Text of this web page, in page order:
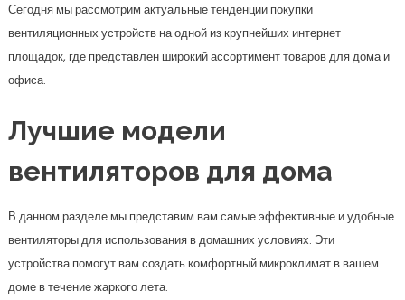
Сегодня мы рассмотрим актуальные тенденции покупки
вентиляционных устройств на одной из крупнейших интернет-
площадок, где представлен широкий ассортимент товаров для дома и
офиса.
Лучшие модели
вентиляторов для дома
В данном разделе мы представим вам самые эффективные и удобные
вентиляторы для использования в домашних условиях. Эти
устройства помогут вам создать комфортный микроклимат в вашем
доме в течение жаркого лета.